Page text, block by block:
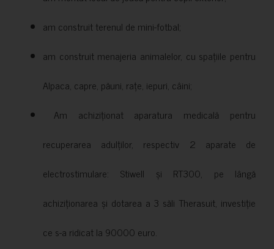
am construit terenul de mini-fotbal;
am construit menajeria animalelor, cu spațiile pentru
Alpaca, capre, păuni, rațe, iepuri, câini;
Am achiziționat aparatura medicală pentru
recuperarea adulților, respectiv 2 aparate de
electrostimulare: Stiwell și RT300, pe lângă
achiziționarea și dotarea a 3 săli Therasuit, investiție
ce s-a ridicat la 90000 euro.